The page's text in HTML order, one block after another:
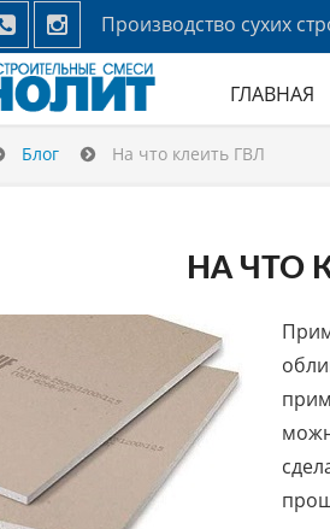
Производство сухих
ГЛАВНАЯ
Блог На что клеить ГВЛ
НА ЧТО